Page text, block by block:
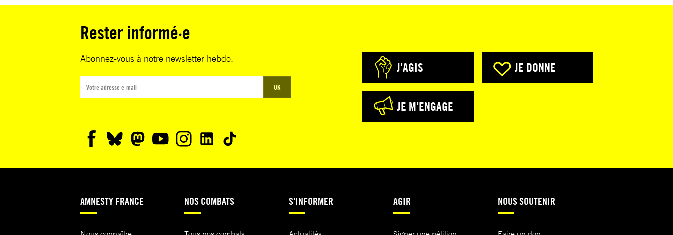
Rester informé·e
Abonnez-vous à notre newsletter hebdo.
OK
J’AGIS JE DONNE
JE M’ENGAGE
AMNESTY FRANCE NOS COMBATS S'INFORMER AGIR NOUS SOUTENIR